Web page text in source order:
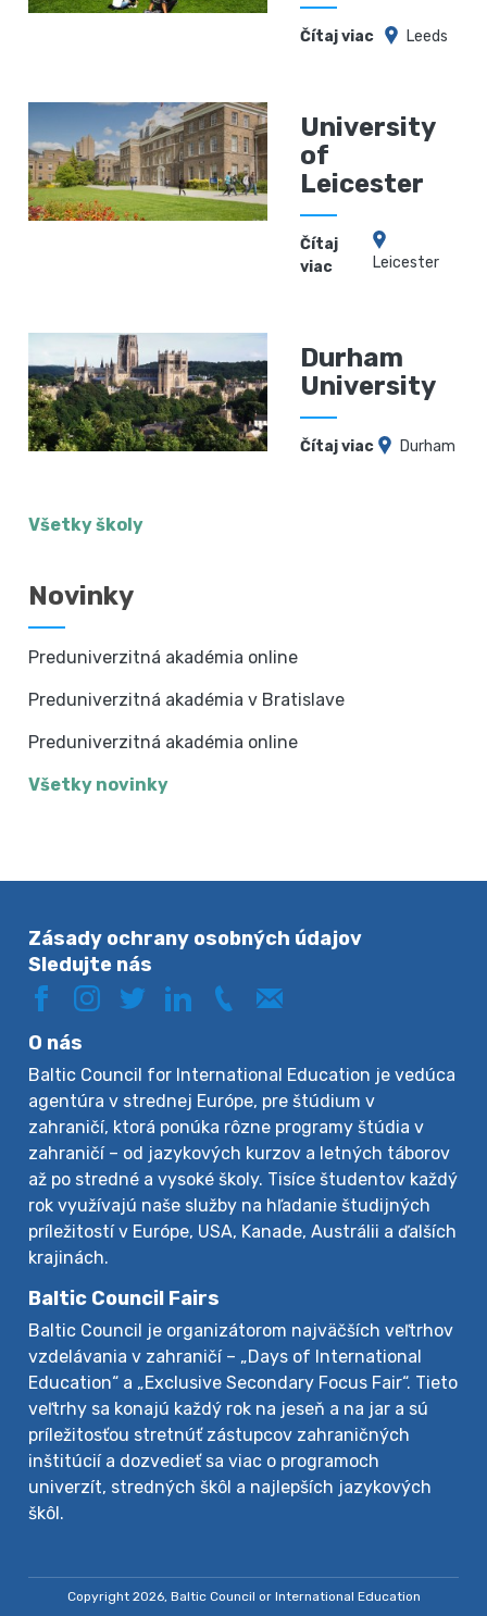
Čítaj viac Leeds
University
of
Leicester
Čítaj
viac
Leicester
Durham
University
Čítaj viac Durham
Všetky školy
Novinky
Preduniverzitná akadémia online
Preduniverzitná akadémia v Bratislave
Preduniverzitná akadémia online
Všetky novinky
Zásady ochrany osobných údajov
Sledujte nás
O nás
Baltic Council for International Education je vedúca
agentúra v strednej Európe, pre štúdium v
zahraničí, ktorá ponúka rôzne programy štúdia v
zahraničí – od jazykových kurzov a letných táborov
až po stredné a vysoké školy. Tisíce študentov každý
rok využívajú naše služby na hľadanie študijných
príležitostí v Európe, USA, Kanade, Austrálii a ďalších
krajinách.
Baltic Council Fairs
Baltic Council je organizátorom najväčších veľtrhov
vzdelávania v zahraničí – „Days of International
Education“ a „Exclusive Secondary Focus Fair“. Tieto
veľtrhy sa konajú každý rok na jeseň a na jar a sú
príležitosťou stretnúť zástupcov zahraničných
inštitúcií a dozvedieť sa viac o programoch
univerzít, stredných škôl a najlepších jazykových
škôl.
Copyright 2026, Baltic Council or International Education